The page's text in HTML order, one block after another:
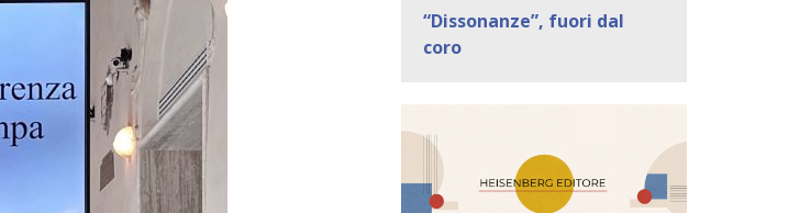
“Dissonanze”, fuori dal
coro